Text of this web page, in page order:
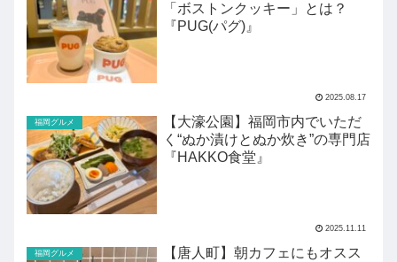
「ボストンクッキー」とは？
『PUG(パグ)』
2025.08.17
福岡グルメ
【大濠公園】福岡市内でいただ
く“ぬか漬けとぬか炊き”の専門店
『HAKKO食堂』
2025.11.11
福岡グルメ
【唐人町】朝カフェにもオスス